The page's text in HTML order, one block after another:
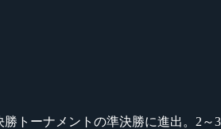
トーナメントの準決勝に進出。2～